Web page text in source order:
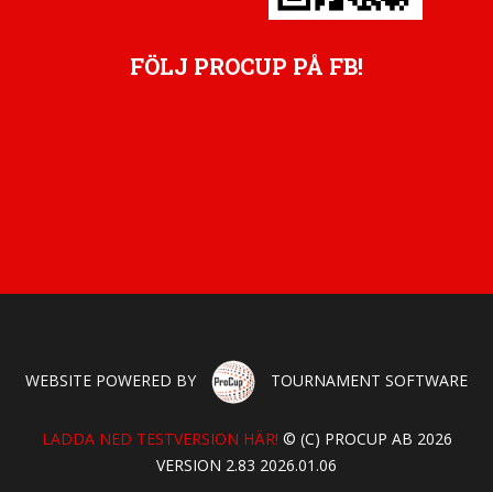
FÖLJ PROCUP PÅ FB!
WEBSITE POWERED BY TOURNAMENT SOFTWARE
LADDA NED TESTVERSION HÄR! © (C) PROCUP AB 2026
VERSION 2.83 2026.01.06